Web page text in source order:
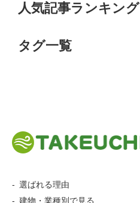
人気記事ランキング
タグ一覧
選ばれる理由
建物・業種別で見る